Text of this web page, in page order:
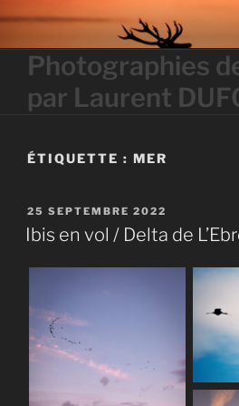
contentPhotographies
par Laurent
ÉTIQUETTE : MER
PUBLIÉ
LE
25 SEPTEMBRE 2022
Ibis en vol / Delta de